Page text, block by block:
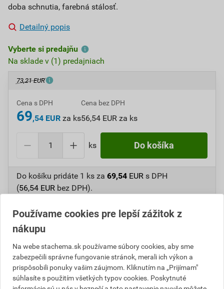
doba schnutia, farebná stálosť.
Detailný popis
Vyberte si predajňu
Na sklade v (1) predajniach
73,21 EUR
Cena s DPH
69,54 EUR za ks
Cena bez DPH
56,54 EUR za ks
ks Do košíka
Do košíku pridáte 1 ks za 69,54 EUR s DPH
(56,54 EUR bez DPH).
Číslo položky:A411182
Katalógový kód: B3HNR
Popis
Používame cookies pre lepší zážitok z
nákupu
Na webe stachema.sk používame súbory cookies, aby sme
zabezpečili správne fungovanie stránok, merali ich výkon a
prispôsobili ponuky vašim záujmom. Kliknutím na „Prijímam"
súhlasíte s použitím všetkých typov cookies. Poskytnuté